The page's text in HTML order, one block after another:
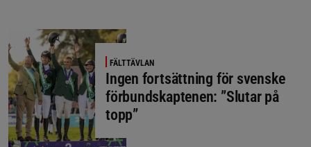
FÄLTTÄVLAN
Ingen fortsättning för svenske
förbundskaptenen: ”Slutar på
topp”